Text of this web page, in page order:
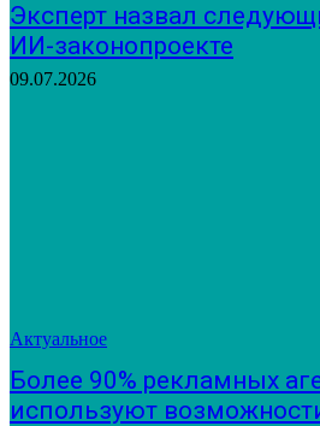
Эксперт назвал
ИИ-законопроекте
09.07.2026
Актуальное
Более 90% рекламных
используют